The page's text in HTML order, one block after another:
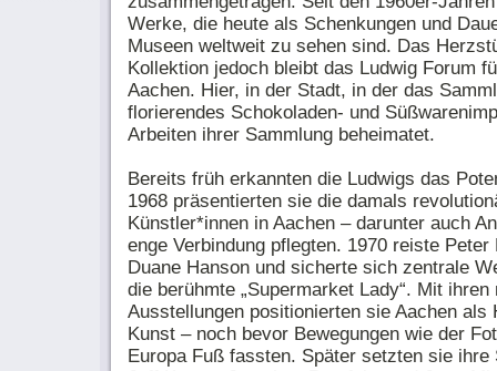
Werke, die heute als Schenkungen und
Museen weltweit zu sehen sind. Das
Kollektion jedoch bleibt das Ludwig Forum
Aachen. Hier, in der Stadt, in der das
florierendes Schokoladen- und
Arbeiten ihrer Sammlung beheimatet.
Bereits früh erkannten die Ludwigs das
1968 präsentierten sie die damals
Künstler*innen in Aachen – darunter auch
enge Verbindung pflegten. 1970 reiste
Duane Hanson und sicherte sich zentrale
die berühmte „Supermarket Lady“. Mit
Ausstellungen positionierten sie Aachen
Kunst – noch bevor Bewegungen wie der
Europa Fuß fassten. Später setzten sie